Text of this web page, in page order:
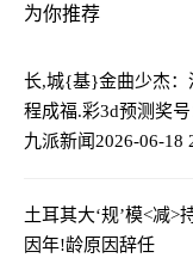
为你推荐
长,城{基}金曲少杰：
程成福.彩3d预测奖
九派新闻2026-06-18
土耳其大‘规’模<减>
因年!龄原因辞任